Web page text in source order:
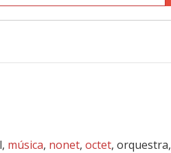
música, nonet, octet, orquestra,